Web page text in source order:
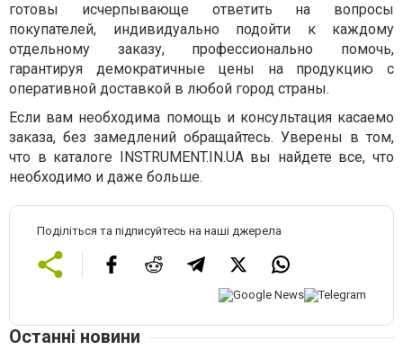
готовы исчерпывающе ответить на вопросы
покупателей, индивидуально подойти к каждому
отдельному заказу, профессионально помочь,
гарантируя демократичные цены на продукцию с
оперативной доставкой в любой город страны.
Если вам необходима помощь и консультация касаемо
заказа, без замедлений обращайтесь. Уверены в том,
что в каталоге INSTRUMENT.IN.UA вы найдете все, что
необходимо и даже больше.
Поділіться та підписуйтесь на наші джерела
Останні новини